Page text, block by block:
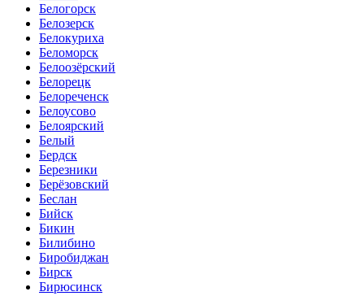
Белогорск
Белозерск
Белокуриха
Беломорск
Белоозёрский
Белорецк
Белореченск
Белоусово
Белоярский
Белый
Бердск
Березники
Берёзовский
Беслан
Бийск
Бикин
Билибино
Биробиджан
Бирск
Бирюсинск